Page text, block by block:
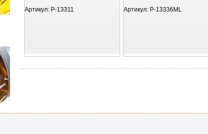
Артикул: P-13311 Артикул: P-13336ML